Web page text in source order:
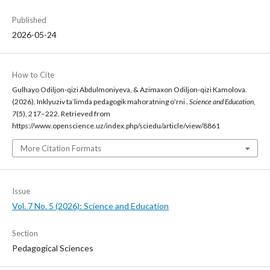
Published
2026-05-24
How to Cite
Gulhayo Odiljon-qizi Abdulmoniyeva, & Azimaxon Odiljon-qizi Kamolova.
(2026). Inklyuziv ta’limda pedagogik mahoratning oʻrni . Science and Education,
7(5), 217–222. Retrieved from
https://www.openscience.uz/index.php/sciedu/article/view/8861
More Citation Formats
Issue
Vol. 7 No. 5 (2026): Science and Education
Section
Pedagogical Sciences